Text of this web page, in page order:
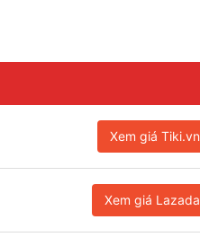
Xem giá Tiki.vn
Xem giá Lazada